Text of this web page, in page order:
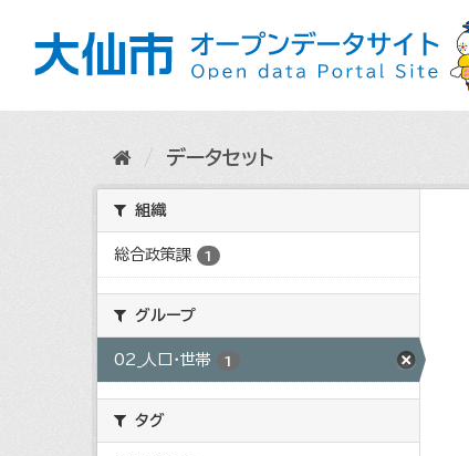
データセット
組織
総合政策課 1
グループ
02_人口・世帯 1
タグ